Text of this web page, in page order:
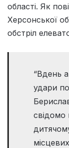
області. Як
Херсонської
обстріл
“Вдень
удари
свідомо